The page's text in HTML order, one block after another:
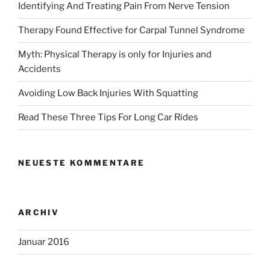
Identifying And Treating Pain From Nerve Tension
Therapy Found Effective for Carpal Tunnel Syndrome
Myth: Physical Therapy is only for Injuries and
Accidents
Avoiding Low Back Injuries With Squatting
Read These Three Tips For Long Car Rides
NEUESTE KOMMENTARE
ARCHIV
Januar 2016